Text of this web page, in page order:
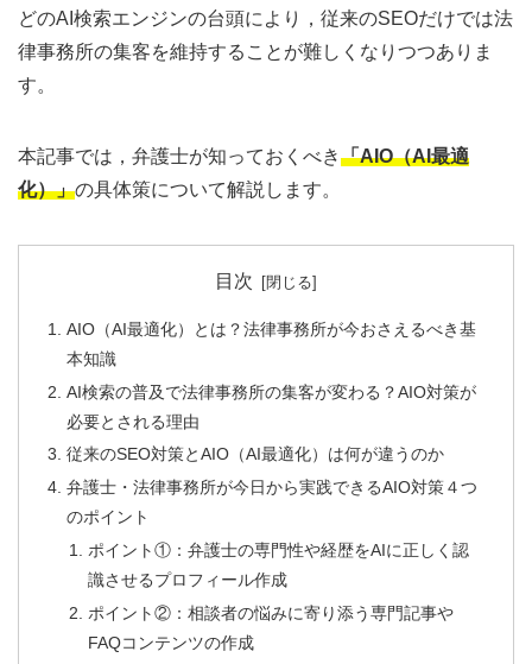
どのAI検索エンジンの台頭により，従来のSEOだけでは法
律事務所の集客を維持することが難しくなりつつありま
す。
本記事では，弁護士が知っておくべき「AIO（AI最適
化）」の具体策について解説します。
目次
AIO（AI最適化）とは？法律事務所が今おさえるべき基
本知識
AI検索の普及で法律事務所の集客が変わる？AIO対策が
必要とされる理由
従来のSEO対策とAIO（AI最適化）は何が違うのか
弁護士・法律事務所が今日から実践できるAIO対策４つ
のポイント
ポイント①：弁護士の専門性や経歴をAIに正しく認
識させるプロフィール作成
ポイント②：相談者の悩みに寄り添う専門記事や
FAQコンテンツの作成